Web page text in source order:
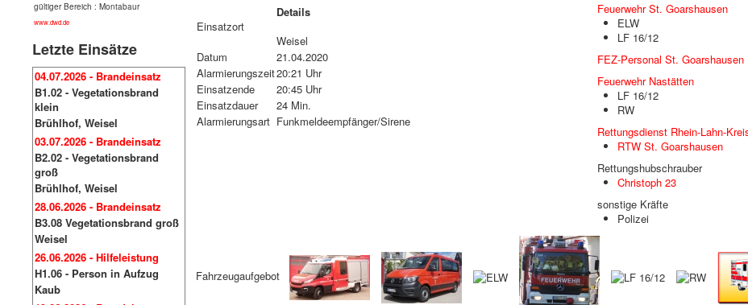
gültiger Bereich : Montabaur
www.dwd.de
Letzte Einsätze
04.07.2026 - Brandeinsatz
B1.02 - Vegetationsbrand
klein
Brühlhof, Weisel
03.07.2026 - Brandeinsatz
B2.02 - Vegetationsbrand
groß
Brühlhof, Weisel
28.06.2026 - Brandeinsatz
B3.08 Vegetationsbrand groß
Weisel
26.06.2026 - Hilfeleistung
H1.06 - Person in Aufzug
Kaub
Einsatzort
Details
Weisel
Datum
21.04.2020
Alarmierungszeit20:21 Uhr
Einsatzende
20:45 Uhr
Einsatzdauer
24 Min.
Alarmierungsart Funkmeldeempfänger/Sirene
Feuerwehr St. Goarshausen
ELW
LF 16/12
FEZ-Personal St. Goarshausen
Feuerwehr Nastätten
LF 16/12
RW
Rettungsdienst Rhein-Lahn-
RTW St. Goarshausen
Rettungshubschrauber
Christoph 23
sonstige Kräfte
Polizei
Fahrzeugaufgebot